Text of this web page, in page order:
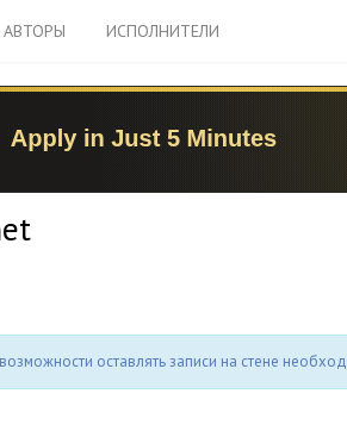
АВТОРЫ ИСПОЛНИТЕЛИ
оставлять записи на стене